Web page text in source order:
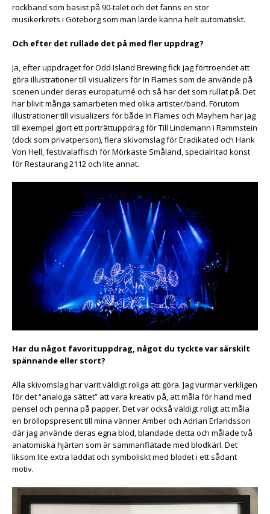
rockband som basist på 90-talet och det fanns en stor
musikerkrets i Göteborg som man lärde känna helt automatiskt.
Och efter det rullade det på med fler uppdrag?
Ja, efter uppdraget för Odd Island Brewing fick jag förtroendet att
göra illustrationer till visualizers för In Flames som de använde på
scenen under deras europaturné och så har det som rullat på. Det
har blivit många samarbeten med olika artister/band. Förutom
illustrationer till visualizers för både In Flames och Mayhem har jag
till exempel gjort ett porträttuppdrag för Till Lindemann i Rammstein
(dock som privatperson), flera skivomslag för Eradikated och Hank
Von Hell, festivalaffisch för Mörkaste Småland, specialritad konst
för Restaurang 2112 och lite annat.
Har du något favorituppdrag, något du tyckte var särskilt
spännande eller stort?
Alla skivomslag har varit väldigt roliga att göra. Jag vurmar verkligen
för det “analoga sättet” att vara kreativ på, att måla för hand med
pensel och penna på papper. Det var också väldigt roligt att måla
en bröllopspresent till mina vänner Amber och Adrian Erlandsson
där jag använde deras egna blod, blandade detta och målade två
anatomiska hjärtan som är sammanflätade med blodkärl. Det
liksom lite extra laddat och symboliskt med blodet i ett sådant
motiv.